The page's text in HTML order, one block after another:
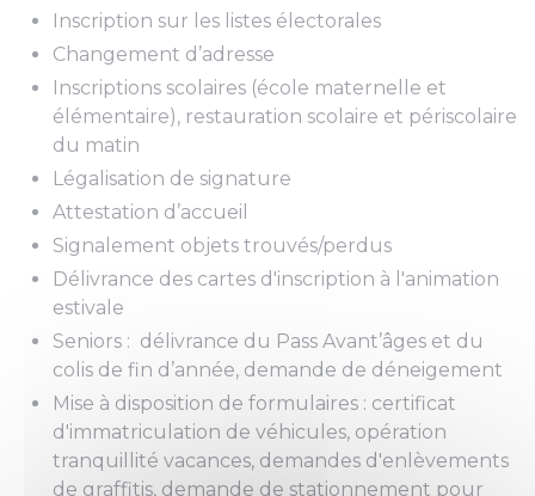
Inscription sur les listes électorales
Changement d’adresse
Inscriptions scolaires (école maternelle et
élémentaire), restauration scolaire et périscolaire
du matin
Légalisation de signature
Attestation d’accueil
Signalement objets trouvés/perdus
Délivrance des cartes d'inscription à l'animation
estivale
Seniors : délivrance du Pass Avant’âges et du
colis de fin d’année, demande de déneigement
Mise à disposition de formulaires : certificat
d'immatriculation de véhicules, opération
tranquillité vacances, demandes d'enlèvements
de graffitis, demande de stationnement pour